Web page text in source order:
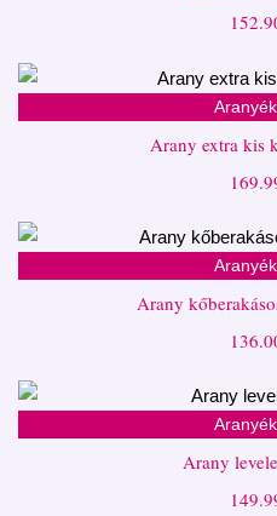
Arany extra kis
Arany
Arany